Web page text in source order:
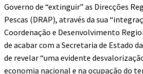
Governo de “extinguir” as Direcções
Pescas (DRAP), através da sua
Coordenação e Desenvolvimento
de acabar com a Secretaria de Estado
de revelar “uma evidente
economia nacional e na ocupação do